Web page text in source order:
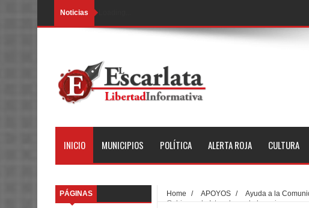
Noticias
INICIO MUNICIPIOS POLÍTICA ALERTA ROJA CULTURA
PÁGINAS Home / APOYOS / Ayuda a la
Gobierno de Ixtapaluca, de los primero en